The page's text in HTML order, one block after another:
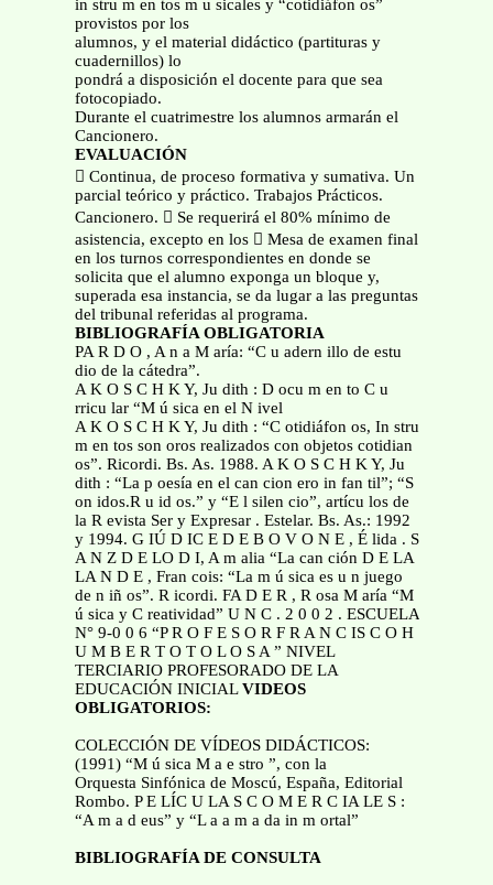
in stru m en tos m u sicales y “cotidiáfon os”
provistos por los
alumnos, y el material didáctico (partituras y
cuadernillos) lo
pondrá a disposición el docente para que sea
fotocopiado.
Durante el cuatrimestre los alumnos armarán el
Cancionero.
EVALUACIÓN
 Continua, de proceso formativa y sumativa. Un
parcial teórico y práctico. Trabajos Prácticos.
Cancionero.  Se requerirá el 80% mínimo de
asistencia, excepto en los  Mesa de examen final
en los turnos correspondientes en donde se
solicita que el alumno exponga un bloque y,
superada esa instancia, se da lugar a las preguntas
del tribunal referidas al programa.
BIBLIOGRAFÍA OBLIGATORIA
PA R D O , A n a M aría: “C u adern illo de estu
dio de la cátedra”.
A K O S C H K Y, Ju dith : D ocu m en to C u
rricu lar “M ú sica en el N ivel
A K O S C H K Y, Ju dith : “C otidiáfon os, In stru
m en tos son oros realizados con objetos cotidian
os”. Ricordi. Bs. As. 1988. A K O S C H K Y, Ju
dith : “La p oesía en el can cion ero in fan til”; “S
on idos.R u id os.” y “E l silen cio”, artícu los de
la R evista Ser y Expresar . Estelar. Bs. As.: 1992
y 1994. G IÚ D IC E D E B O V O N E , É lida . S
A N Z D E LO D I, A m alia “La can ción D E LA
LA N D E , Fran cois: “La m ú sica es u n juego
de n iñ os”. R icordi. FA D E R , R osa M aría “M
ú sica y C reatividad” U N C . 2 0 0 2 . ESCUELA
N° 9-0 0 6 “P R O F E S O R F R A N C IS C O H
U M B E R T O T O L O S A ” NIVEL
TERCIARIO PROFESORADO DE LA
EDUCACIÓN INICIALVIDEOS
OBLIGATORIOS:
COLECCIÓN DE VÍDEOS DIDÁCTICOS:
(1991) “M ú sica M a e stro ”, con la
Orquesta Sinfónica de Moscú, España, Editorial
Rombo. P E LÍC U LA S C O M E R C IA LE S :
“A m a d eus” y “L a a m a da in m ortal”
BIBLIOGRAFÍA DE CONSULTA